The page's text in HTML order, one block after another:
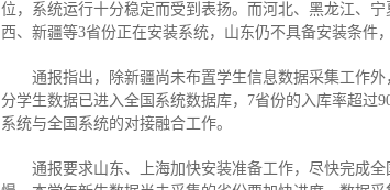
位，系统运行十分稳定而受到表扬。而河北、黑龙江、
西、新疆等3省份正在安装系统，山东仍不具备安装条件
通报指出，除新疆尚未布置学生信息数据采集工作
分学生数据已进入全国系统数据库，7省份的入库率超过
系统与全国系统的对接融合工作。
通报要求山东、上海加快安装准备工作，尽快完成